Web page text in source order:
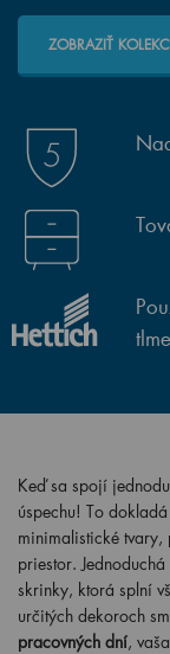
ZOBRAZIŤ
Keď sa spojí
úspechu! To
minimalistické
priestor.
skrinky, ktorá splní
určitých dekoroch
pracovných dní,